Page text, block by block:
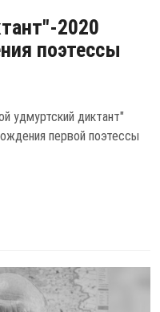
2020
поэтессы
удмуртский диктант"
первой поэтессы